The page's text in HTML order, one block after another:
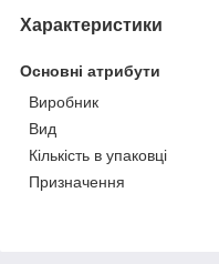
Характеристики
Основні атрибути
Виробник
Вид
Кількість в упаковці
Призначення